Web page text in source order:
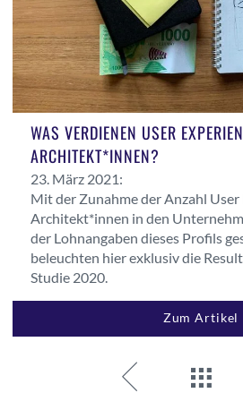
WAS VERDIENEN USER
ARCHITEKT*INNEN?
23. März 2021:
Mit der Zunahme der Anzahl User
Architekt*innen in den
der Lohnangaben dieses Profils
beleuchten hier exklusiv die
Studie 2020.
Zum Artikel